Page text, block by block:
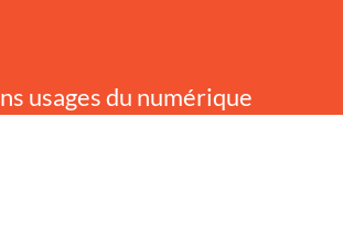
usages du numérique